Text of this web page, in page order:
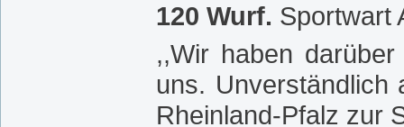
120 Wurf. Sportwart
,,Wir haben
uns. Unverständlich
Rheinland-Pfalz zur